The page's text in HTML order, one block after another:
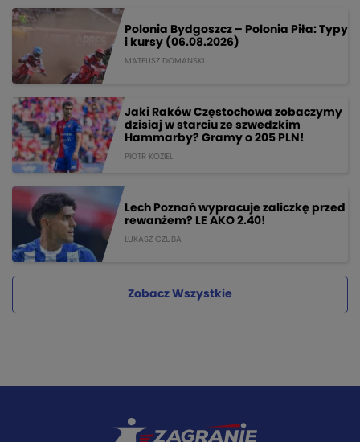
Polonia Bydgoszcz – Polonia Piła: Typy
i kursy (06.08.2026)
MATEUSZ DOMANSKI
Jaki Raków Częstochowa zobaczymy
dzisiaj w starciu ze szwedzkim
Hammarby? Gramy o 205 PLN!
PIOTR KOZIEL
Lech Poznań wypracuje zaliczkę przed
rewanżem? LE AKO 2.40!
ŁUKASZ CZUBA
Zobacz Wszystkie